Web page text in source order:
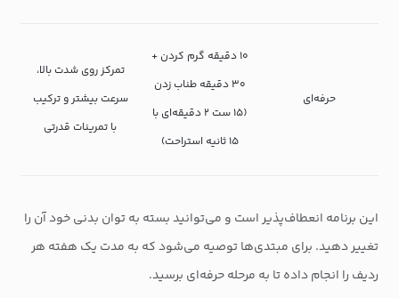
حرفه‌ای
۱۰ دقیقه گرم کردن +
۳۰ دقیقه طناب زدن
(۱۵ ست ۲ دقیقه‌ای با
۱۵ ثانیه استراحت)
تمرکز روی شدت بالا،
سرعت بیشتر و ترکیب
با تمرینات قدرتی
این برنامه انعطاف‌پذیر است و می‌توانید بسته به توان بدنی خود آن را
تغییر دهید. برای مبتدی‌ها توصیه می‌شود که به مدت یک هفته هر
ردیف را انجام داده تا به مرحله حرفه‌ای برسید.